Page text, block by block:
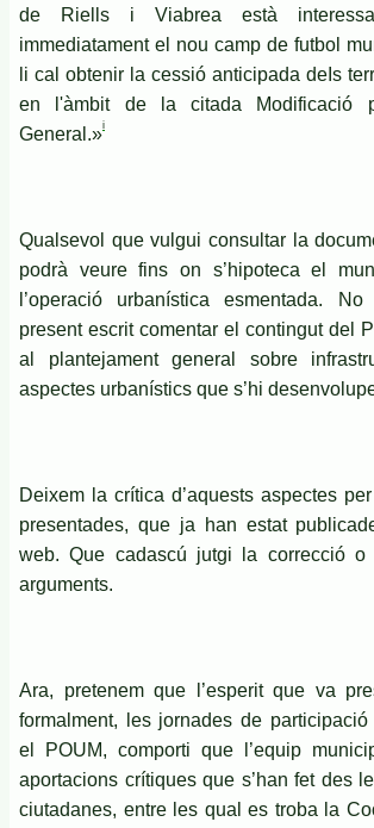
de Riells i Viabrea està
immediatament el nou camp de futbol
li cal obtenir la cessió anticipada deIs
en l'àmbit de la citada Modificació
General.»i
Qualsevol que vulgui consultar la
podrà veure fins on s’hipoteca el
l’operació urbanística esmentada.
present escrit comentar el contingut del
al plantejament general sobre
aspectes urbanístics que s’hi
Deixem la crítica d’aquests aspectes
presentades, que ja han estat
web. Que cadascú jutgi la correcció o
arguments.
Ara, pretenem que l’esperit que va
formalment, les jornades de
el POUM, comporti que l’equip
aportacions crítiques que s’han fet des
ciutadanes, entre les qual es troba la